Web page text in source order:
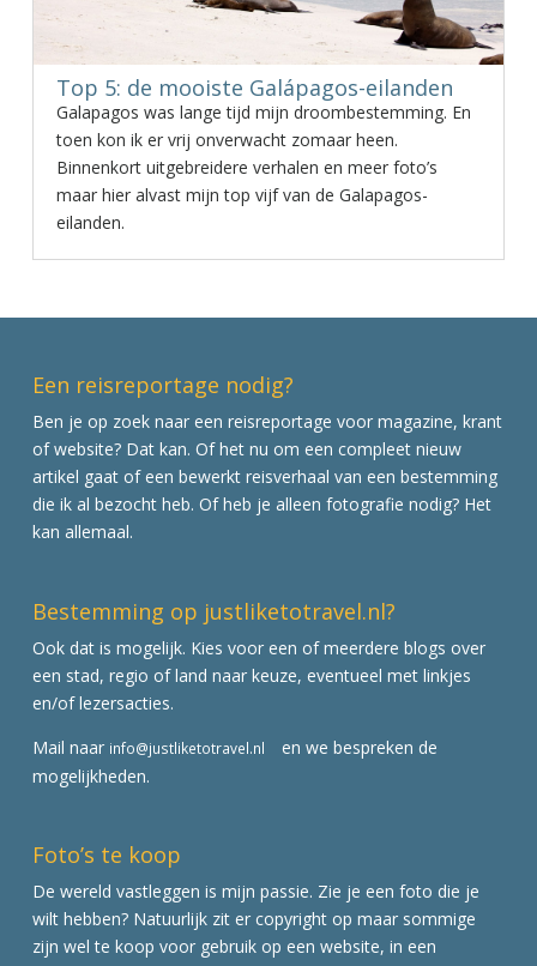
Top 5: de mooiste Galápagos-eilanden
Galapagos was lange tijd mijn droombestemming. En
toen kon ik er vrij onverwacht zomaar heen.
Binnenkort uitgebreidere verhalen en meer foto’s
maar hier alvast mijn top vijf van de Galapagos-
eilanden.
Een reisreportage nodig?
Ben je op zoek naar een reisreportage voor magazine, krant
of website? Dat kan. Of het nu om een compleet nieuw
artikel gaat of een bewerkt reisverhaal van een bestemming
die ik al bezocht heb. Of heb je alleen fotografie nodig? Het
kan allemaal.
Bestemming op justliketotravel.nl?
Ook dat is mogelijk. Kies voor een of meerdere blogs over
een stad, regio of land naar keuze, eventueel met linkjes
en/of lezersacties.
Mail naar info@justliketotravel.nl
en we bespreken de
mogelijkheden.
Foto’s te koop
De wereld vastleggen is mijn passie. Zie je een foto die je
wilt hebben? Natuurlijk zit er copyright op maar sommige
zijn wel te koop voor gebruik op een website, in een